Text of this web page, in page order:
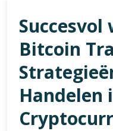
Succesvol
Bitcoin
Handelen